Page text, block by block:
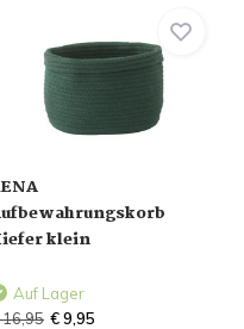
klein
Auf Lager
16,95 € 9,95